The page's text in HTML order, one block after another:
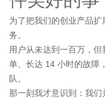
为了把我们的创业产品
务。
用户从未达到一百万，
单、长达 14 小时的故障
队。
那一刻我才意识到：我